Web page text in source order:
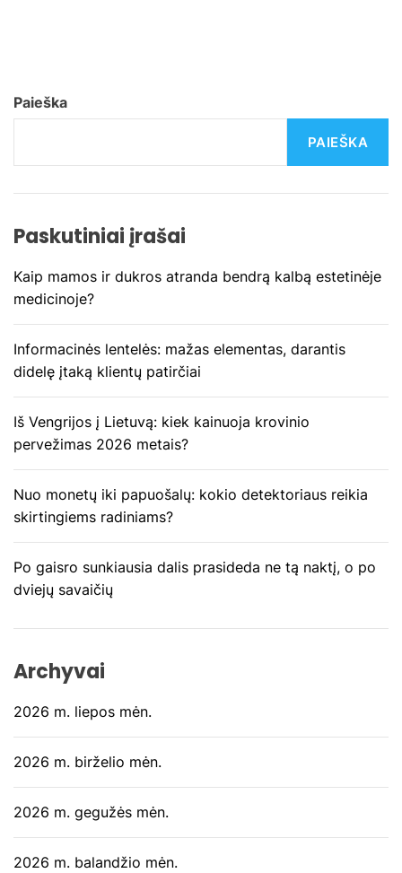
g
c
i
a
t
a
r
p
į
r
a
Paieška
PAIEŠKA
Paskutiniai įrašai
Kaip mamos ir dukros atranda bendrą kalbą estetinėje
medicinoje?
Informacinės lentelės: mažas elementas, darantis
didelę įtaką klientų patirčiai
Iš Vengrijos į Lietuvą: kiek kainuoja krovinio
pervežimas 2026 metais?
Nuo monetų iki papuošalų: kokio detektoriaus reikia
skirtingiems radiniams?
Po gaisro sunkiausia dalis prasideda ne tą naktį, o po
dviejų savaičių
Archyvai
2026 m. liepos mėn.
2026 m. birželio mėn.
2026 m. gegužės mėn.
2026 m. balandžio mėn.